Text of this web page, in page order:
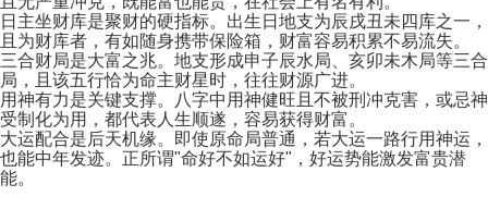
日主坐财库是聚财的硬指标。出生日地支为辰戌丑未四库之一，
且为财库者，有如随身携带保险箱，财富容易积累不易流失。
三合财局是大富之兆。地支形成申子辰水局、亥卯未木局等三合
局，且该五行恰为命主财星时，往往财源广进。
用神有力是关键支撑。八字中用神健旺且不被刑冲克害，或忌神
受制化为用，都代表人生顺遂，容易获得财富。
大运配合是后天机缘。即使原命局普通，若大运一路行用神运，
也能中年发迹。正所谓"命好不如运好"，好运势能激发富贵潜
能。